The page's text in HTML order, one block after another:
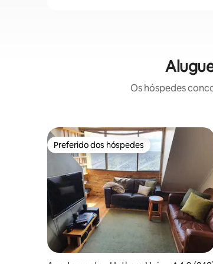
Os hóspedes
Preferido dos hóspedes
Preferido dos hóspedes